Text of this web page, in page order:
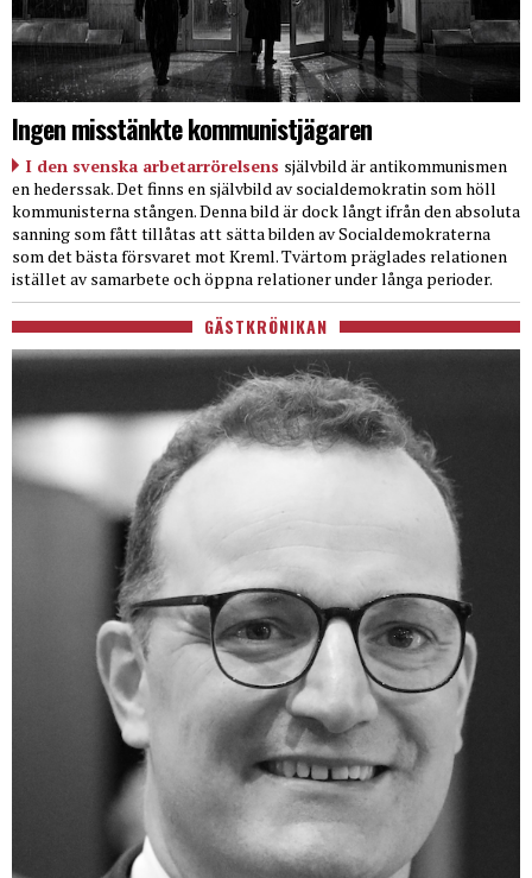
Ingen misstänkte kommunistjägaren
I den svenska arbetarrörelsens självbild är antikommunismen
en hederssak. Det finns en självbild av socialdemokratin som höll
kommunisterna stången. Denna bild är dock långt ifrån den absoluta
sanning som fått tillåtas att sätta bilden av Socialdemokraterna
som det bästa försvaret mot Kreml. Tvärtom präglades relationen
istället av samarbete och öppna relationer under långa perioder.
GÄSTKRÖNIKAN